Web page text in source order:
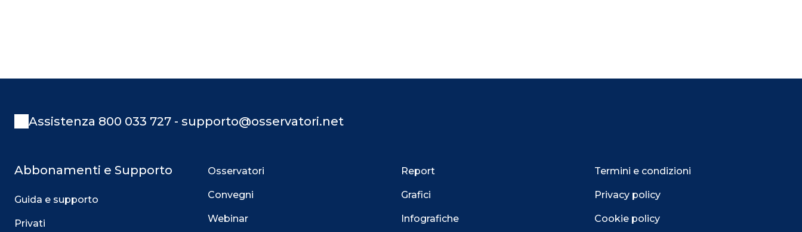
Assistenza 800 033 727 - supporto@osservatori.net
Abbonamenti e Supporto
Guida e supporto
Privati
Osservatori
Convegni
Webinar
Report
Grafici
Infografiche
Termini e condizioni
Privacy policy
Cookie policy